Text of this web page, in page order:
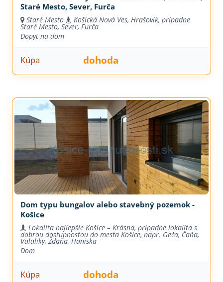
Staré Mesto, Sever, Furča
Staré Mesto Košická Nová Ves, Hrašovík, prípadne
Staré Mesto, Sever, Furča
Dopyt na dom
Kúpa dohoda
Dom typu bungalov alebo stavebný pozemok -
Košice
Lokalita najlepšie Košice – Krásna, prípadne lokalita s
dobrou dostupnosťou do mesta Košice, napr. Geča, Čaňa,
Valaliky, Ždaňa, Haniska
Dom
Kúpa dohoda